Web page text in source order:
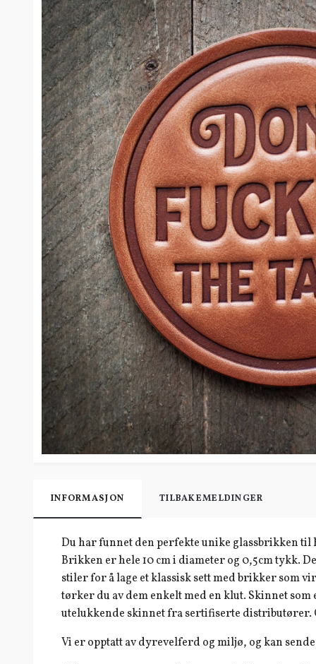
INFORMASJON TILBAKEMELDINGER
Du har funnet den perfekte unike glassbrikken til
Brikken er hele 10 cm i diameter og 0,5cm tykk.
stiler for å lage et klassisk sett med brikker som
tørker du av dem enkelt med en klut. Skinnet
utelukkende skinnet fra sertifiserte
Vi er opptatt av dyrevelferd og miljø, og kan